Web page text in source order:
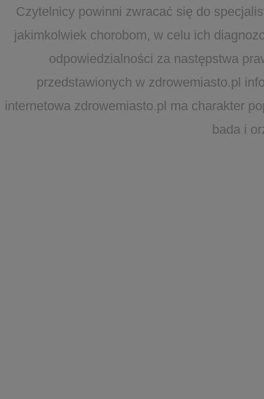
Czytelnicy powinni zwracać się do
jakimkolwiek chorobom, w celu ich
odpowiedzialności za następstwa
przedstawionych w zdrowemiasto.pl
internetowa zdrowemiasto.pl ma charakter
bada i